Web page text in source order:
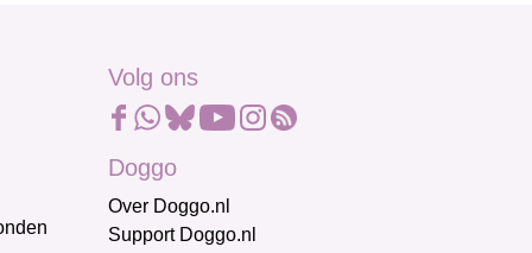
Volg ons
Doggo
Over Doggo.nl
Support Doggo.nl